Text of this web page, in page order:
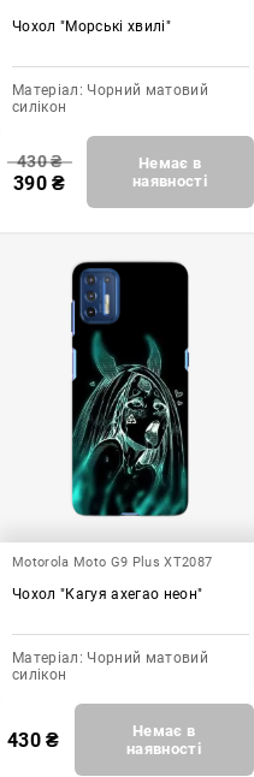
Чохол "Морські хвилі"
Матеріал: Чорний матовий
силікон
430₴
390₴
Немає в
наявності
Motorola Moto G9 Plus XT2087
Чохол "Кагуя ахегао неон"
Матеріал: Чорний матовий
силікон
430₴
Немає в
наявності